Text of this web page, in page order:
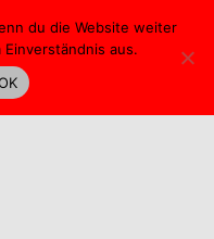
du die Website weiter
aus.